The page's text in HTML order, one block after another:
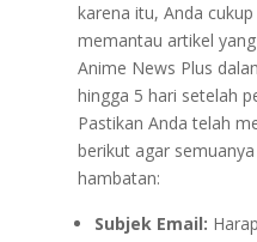
karena itu, Anda
memantau artikel
Anime News Plus
hingga 5 hari setelah
Pastikan Anda telah
berikut agar
hambatan:
Subjek Email: